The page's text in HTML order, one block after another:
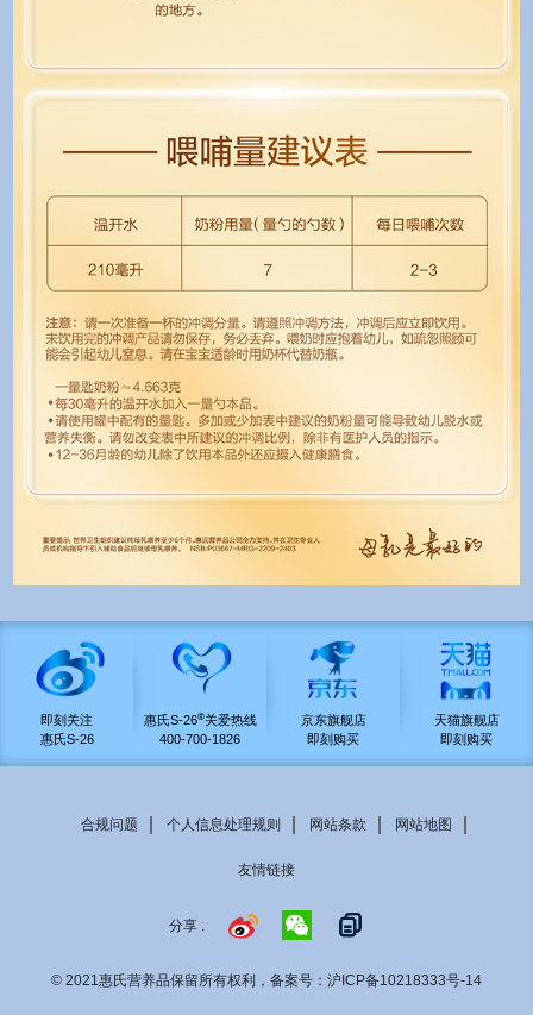
即刻关注
惠氏S-26
惠氏S-26®关爱热线
400-700-1826
京东旗舰店
即刻购买
天猫旗舰店
即刻购买
Footer
合规问题 个人信息处理规则 网站条款 网站地图
友情链接
分享 :
© 2021惠氏营养品保留所有权利，备案号： 沪ICP备10218333号-14